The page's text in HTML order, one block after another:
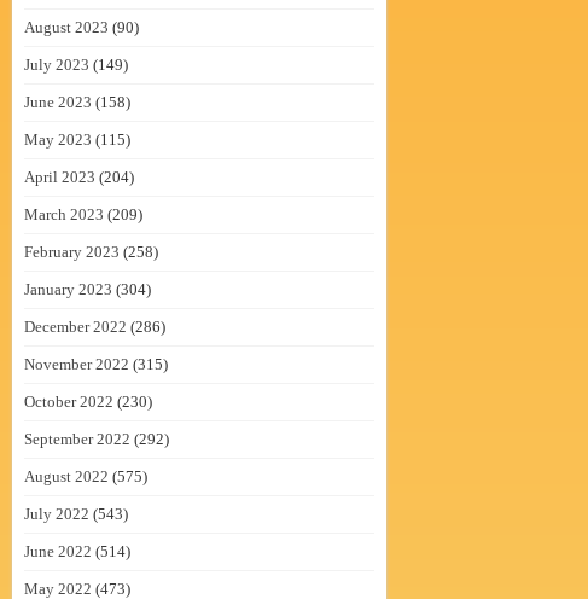
August 2023 (90)
July 2023 (149)
June 2023 (158)
May 2023 (115)
April 2023 (204)
March 2023 (209)
February 2023 (258)
January 2023 (304)
December 2022 (286)
November 2022 (315)
October 2022 (230)
September 2022 (292)
August 2022 (575)
July 2022 (543)
June 2022 (514)
May 2022 (473)